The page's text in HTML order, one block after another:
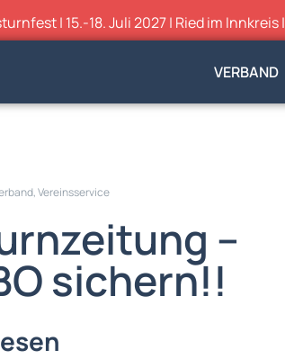
| 15.-18. Juli 2027 | Ried im Innkreis |
VERBAND
,Vereinsservice
–
sichern!!